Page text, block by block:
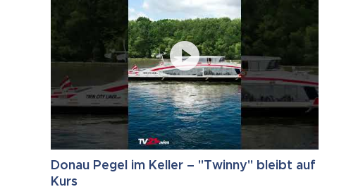
Donau Pegel im Keller – "Twinny" bleibt auf
Kurs